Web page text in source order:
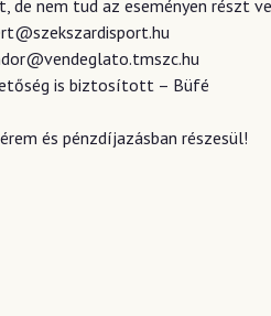
de nem tud az eseményen részt
is biztosított – Büfé
és pénzdíjazásban részesül!